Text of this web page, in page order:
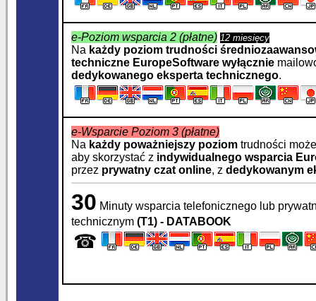
e-Poziom wsparcia 2 (płatne) 12 miesięcy
Na każdy poziom trudności
techniczne EuropeSoftware wyłącznie
dedykowanego eksperta technicznego.
e-Wsparcie Poziom 3 (płatne)
Na każdy poważniejszy poziom trudności
aby skorzystać z indywidualnego wsparcia
przez prywatny czat online, z dedykowanym
30 Minuty wsparcia telefonicznego lub
technicznym (T1) - DATABOOK
☎